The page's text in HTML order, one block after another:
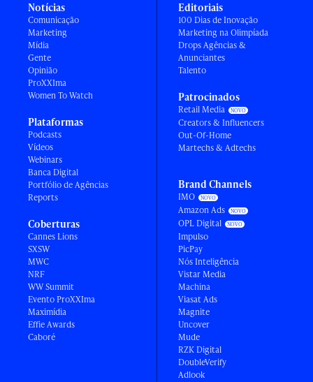
Notícias
Comunicação
Marketing
Mídia
Gente
Opinião
ProXXIma
Women To Watch
Plataformas
Podcasts
Vídeos
Webinars
Banca Digital
Portfólio de Agências
Reports
Coberturas
Cannes Lions
SXSW
MWC
NRF
WW Summit
Evento ProXXIma
Maximídia
Effie Awards
Caboré
Editoriais
100 Dias de Inovação
Marketing na Olimpíada
Drops Agências &
Anunciantes
Talento
Patrocinados
Retail Media
Creators & Influencers
Out-Of-Home
Martechs & Adtechs
Brand Channels
IMO
Amazon Ads
OPL Digital
Impulso
PicPay
Nós Inteligência
Vistar Media
Machina
Viasat Ads
Magnite
Uncover
Mude
RZK Digital
DoubleVerify
Adlook